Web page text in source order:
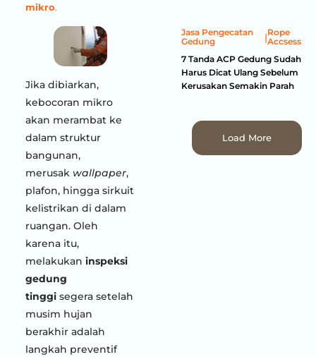
mikro.
Jika dibiarkan,
kebocoran mikro
akan merambat ke
dalam struktur
bangunan,
merusak wallpaper,
plafon, hingga sirkuit
kelistrikan di dalam
ruangan. Oleh
karena itu,
melakukan inspeksi
gedung
tinggi segera setelah
musim hujan
berakhir adalah
langkah preventif
Jasa Pengecatan
Gedung
|Rope
Accsess
7 Tanda ACP Gedung Sudah
Harus Dicat Ulang Sebelum
Kerusakan Semakin Parah
Load More